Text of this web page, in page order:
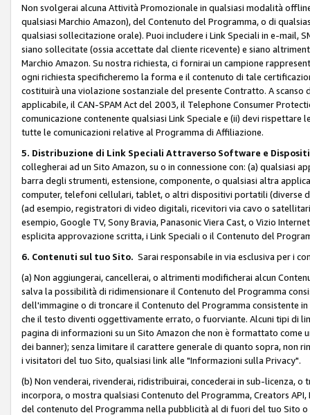
Non svolgerai alcuna Attività Promozionale in qualsiasi modalità
qualsiasi Marchio Amazon), del Contenuto del Programma, o di
qualsiasi sollecitazione orale). Puoi includere i Link Speciali in e-mail,
siano sollecitate (ossia accettate dal cliente ricevente) e siano
Marchio Amazon. Su nostra richiesta, ci fornirai un campione
ogni richiesta specificheremo la forma e il contenuto di tale
costituirà una violazione sostanziale del presente Contratto. A
applicabile, il CAN-SPAM Act del 2003, il Telephone Consumer
comunicazione contenente qualsiasi Link Speciale e (ii) devi
tutte le comunicazioni relative al Programma di Affiliazione.
5. Distribuzione di Link Speciali Attraverso Software e
collegherai ad un Sito Amazon, su o in connessione con: (a)
barra degli strumenti, estensione, componente, o qualsiasi altra
computer, telefoni cellulari, tablet, o altri dispositivi portatili (diverse
(ad esempio, registratori di video digitali, ricevitori via cavo o
esempio, Google TV, Sony Bravia, Panasonic Viera Cast, o Vizio
esplicita approvazione scritta, i Link Speciali o il Contenuto del
6. Contenuti sul tuo Sito. Sarai responsabile in via esclusiva per i
(a) Non aggiungerai, cancellerai, o altrimenti modificherai alcun
salva la possibilità di ridimensionare il Contenuto del Programma
dell'immagine o di troncare il Contenuto del Programma consistente
che il testo diventi oggettivamente errato, o fuorviante. Alcuni tipi di
pagina di informazioni su un Sito Amazon che non è formattato
dei banner); senza limitare il carattere generale di quanto sopra, non
i visitatori del tuo Sito, qualsiasi link alle "Informazioni sulla Privacy".
(b) Non venderai, rivenderai, ridistribuirai, concederai in sub-licenza,
incorpora, o mostra qualsiasi Contenuto del Programma, Creators
del contenuto del Programma nella pubblicità al di fuori del tuo Sito